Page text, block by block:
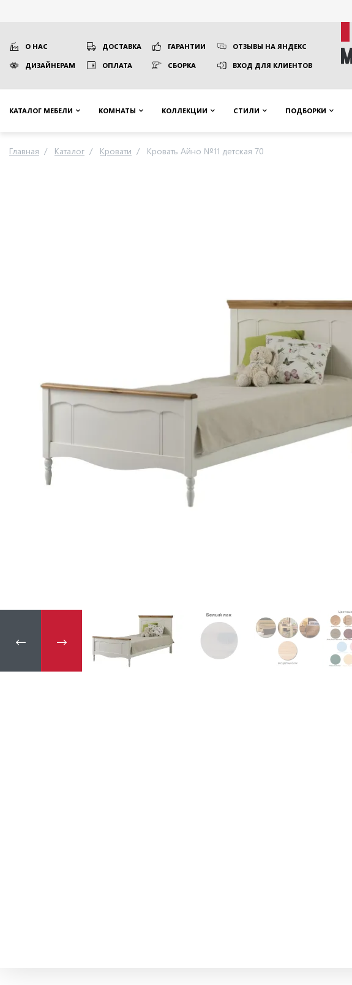
О НАС ДОСТАВКА ГАРАНТИИ ОТЗЫВЫ НА ЯНДЕКС
ДИЗАЙНЕРАМ ОПЛАТА СБОРКА ВХОД ДЛЯ КЛИЕНТОВ
КАТАЛОГ МЕБЕЛИ КОМНАТЫ КОЛЛЕКЦИИ СТИЛИ ПОДБОРКИ
Главная Каталог Кровати Кровать Айно №11 детская 70